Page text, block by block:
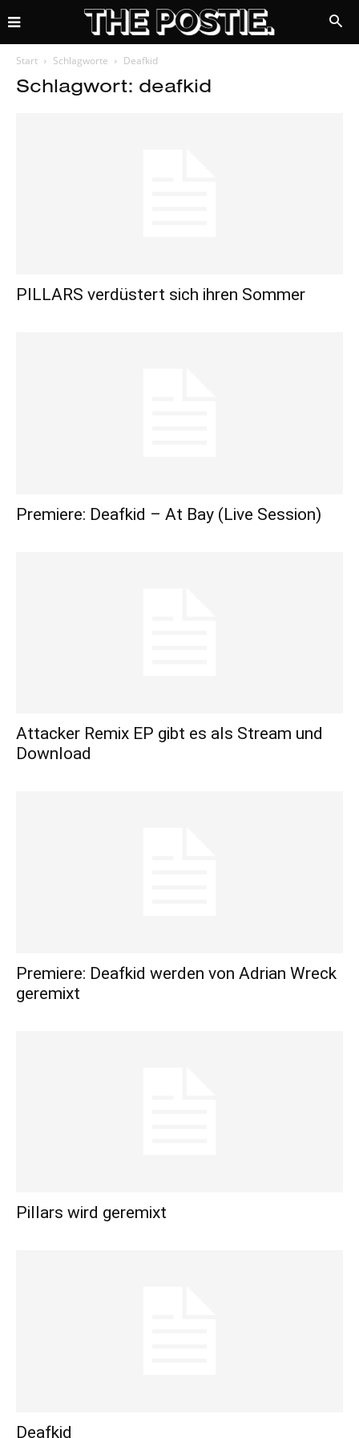
Start Schlagworte Deafkid
Schlagwort: deafkid
PILLARS verdüstert sich ihren Sommer
Premiere: Deafkid – At Bay (Live Session)
Attacker Remix EP gibt es als Stream und
Download
Premiere: Deafkid werden von Adrian Wreck
geremixt
Pillars wird geremixt
Deafkid